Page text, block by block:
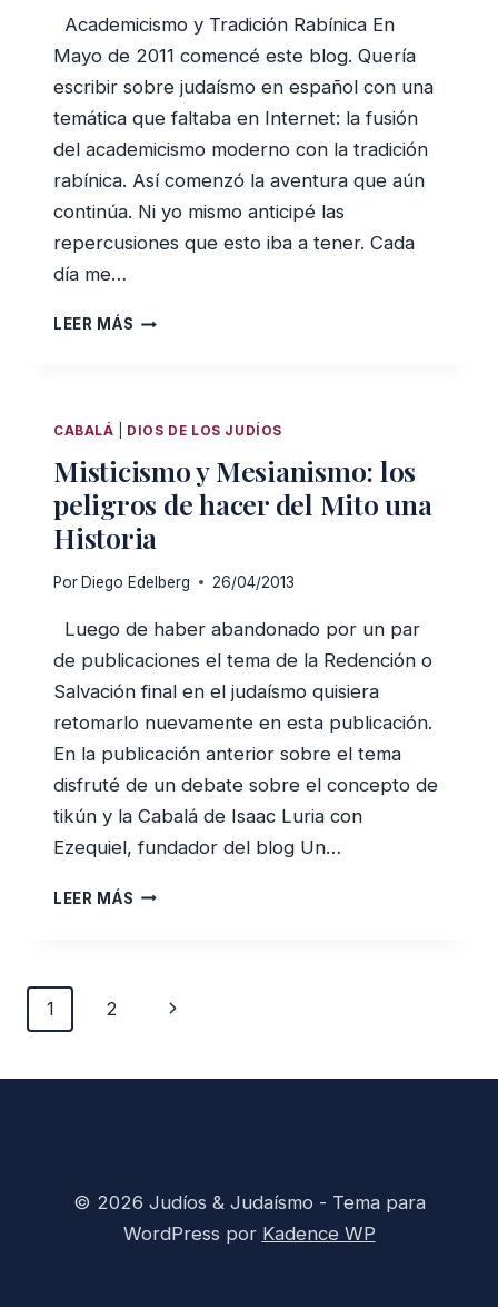
Academicismo y Tradición Rabínica En
Mayo de 2011 comencé este blog. Quería
escribir sobre judaísmo en español con una
temática que faltaba en Internet: la fusión
del academicismo moderno con la tradición
rabínica. Así comenzó la aventura que aún
continúa. Ni yo mismo anticipé las
repercusiones que esto iba a tener. Cada
día me…
LEER MÁS ¡QUE
CABALÁ DIOS DE LOS JUDÍOS
Misticismo y Mesianismo: los
peligros de hacer del Mito una
Historia
Por Diego Edelberg 26/04/2013
Luego de haber abandonado por un par
de publicaciones el tema de la Redención o
Salvación final en el judaísmo quisiera
retomarlo nuevamente en esta publicación.
En la publicación anterior sobre el tema
disfruté de un debate sobre el concepto de
tikún y la Cabalá de Isaac Luria con
Ezequiel, fundador del blog Un…
LEER MÁS MISTICISMO
Navegación
de
1 2
Siguiente
© 2026 Judíos & Judaísmo - Tema para
WordPress por Kadence WP